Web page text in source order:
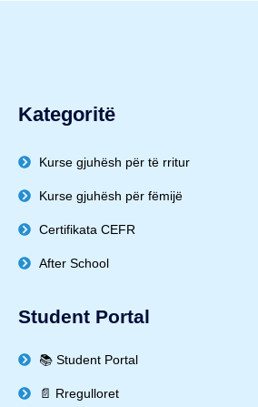
Kategoritë
Kurse gjuhësh për të rritur
Kurse gjuhësh për fëmijë
Certifikata CEFR
After School
Student Portal
📚 Student Portal
📄 Rregulloret